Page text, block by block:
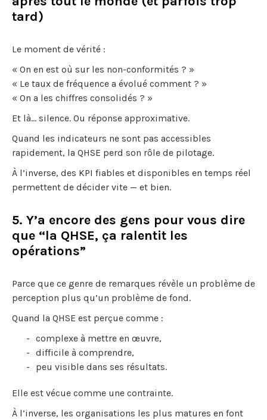
tard)
Le moment de vérité :
« On en est où sur les non-conformités ? »
« Le taux de fréquence a évolué comment ? »
« On a les chiffres consolidés ? »
Et là… silence. Ou réponse approximative.
Quand les indicateurs ne sont pas accessibles
rapidement, la QHSE perd son rôle de pilotage.
À l’inverse, des KPI fiables et disponibles en temps réel
permettent de décider vite — et bien.
5. Y’a encore des gens pour vous dire
que “la QHSE, ça ralentit les
opérations”
Parce que ce genre de remarques révèle un problème de
perception plus qu’un problème de fond.
Quand la QHSE est perçue comme :
complexe à mettre en œuvre,
difficile à comprendre,
peu visible dans ses résultats.
Elle est vécue comme une contrainte.
À l’inverse, les organisations les plus matures en font